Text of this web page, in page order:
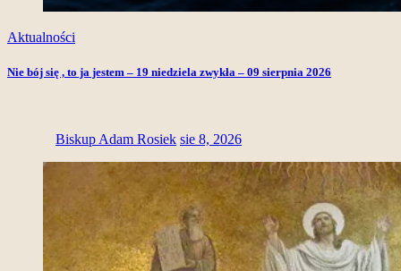
Aktualności
Nie bój się , to ja jestem – 19 niedziela zwykła – 09 sierpnia 2026
Biskup Adam Rosiek sie 8, 2026